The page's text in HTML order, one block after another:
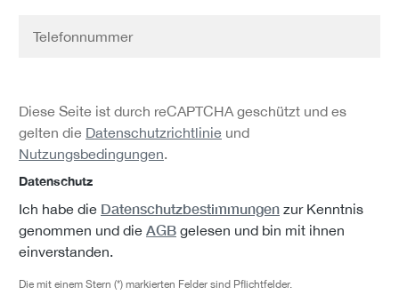
Telefonnummer
Diese Seite ist durch reCAPTCHA geschützt und es
gelten die Datenschutzrichtlinie und
Nutzungsbedingungen.
Datenschutz
Ich habe die Datenschutzbestimmungen zur Kenntnis
genommen und die AGB gelesen und bin mit ihnen
einverstanden.
Die mit einem Stern (*) markierten Felder sind Pflichtfelder.